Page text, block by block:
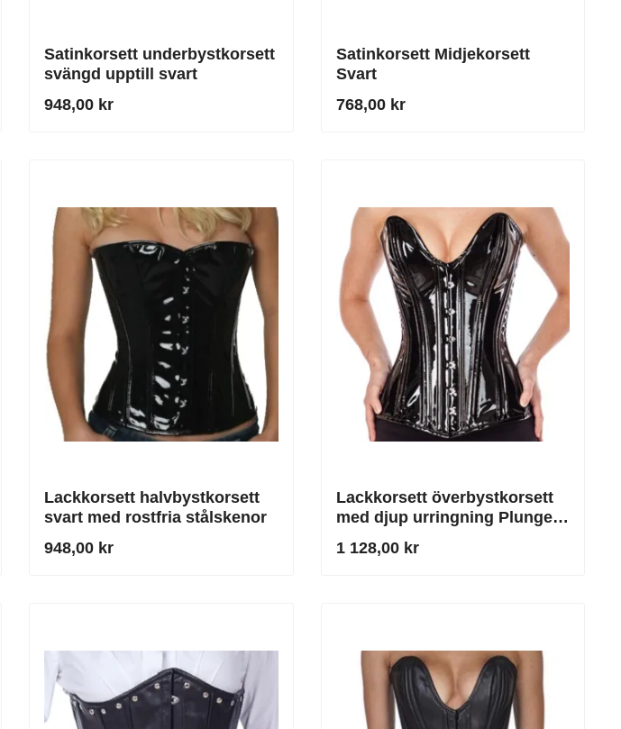
Satinkorsett underbystkorsett
svängd upptill svart
948,00 kr
Satinkorsett Midjekorsett
Svart
768,00 kr
Lackkorsett halvbystkorsett
svart med rostfria stålskenor
948,00 kr
Lackkorsett överbystkorsett
med djup urringning Plunge
1 128,00 kr